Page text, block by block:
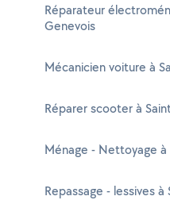
Réparateur
Genevois
Mécanicien voiture à
Réparer scooter à
Ménage - Nettoyage à
Repassage - lessives